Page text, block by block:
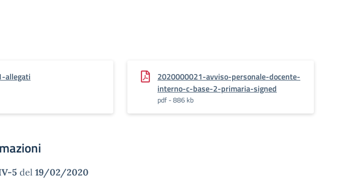
allegati
2020000021-avviso-personale-docente-
interno-c-base-2-primaria-signed
pdf - 886 kb
5 del 19/02/2020